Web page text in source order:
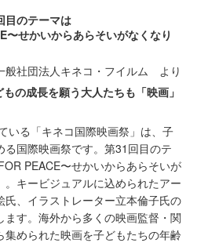
⽬のテーマは
〜せかいからあらそいがなくなり
般社団法人キネコ・フイルム より
の成⻑を願う⼤⼈たちも「映画」
いる「キネコ国際映画祭」は、⼦
る国際映画祭です。第31回⽬のテ
PEACE〜せかいからあらそいが
。キービジュアルに込められたアー
⽒、イラストレーター⽴本倫⼦⽒の
す。海外から多くの映画監督・関
められた映画を⼦どもたちの年齢